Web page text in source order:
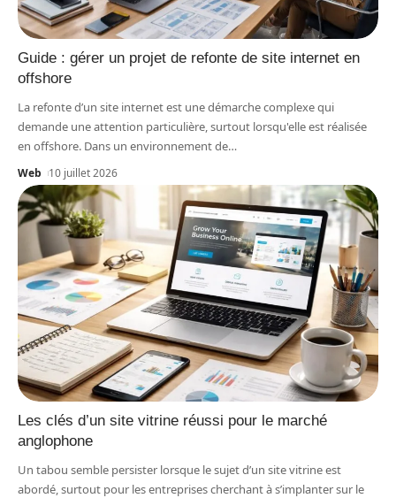
Guide : gérer un projet de refonte de site internet en
offshore
La refonte d’un site internet est une démarche complexe qui
demande une attention particulière, surtout lorsqu'elle est réalisée
en offshore. Dans un environnement de…
Web 10 juillet 2026
Les clés d’un site vitrine réussi pour le marché
anglophone
Un tabou semble persister lorsque le sujet d’un site vitrine est
abordé, surtout pour les entreprises cherchant à s’implanter sur le